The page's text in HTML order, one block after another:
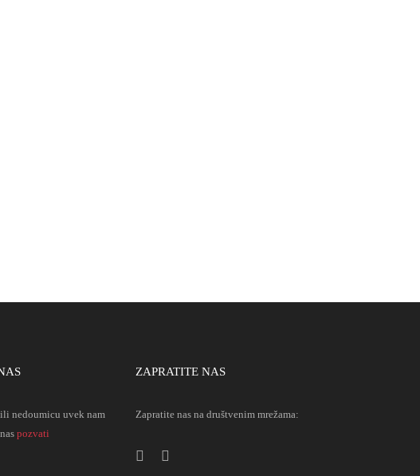
nedoumicu uvek nam
pozvati
ZAPRATITE NAS
Zapratite nas na društvenim mrežama: